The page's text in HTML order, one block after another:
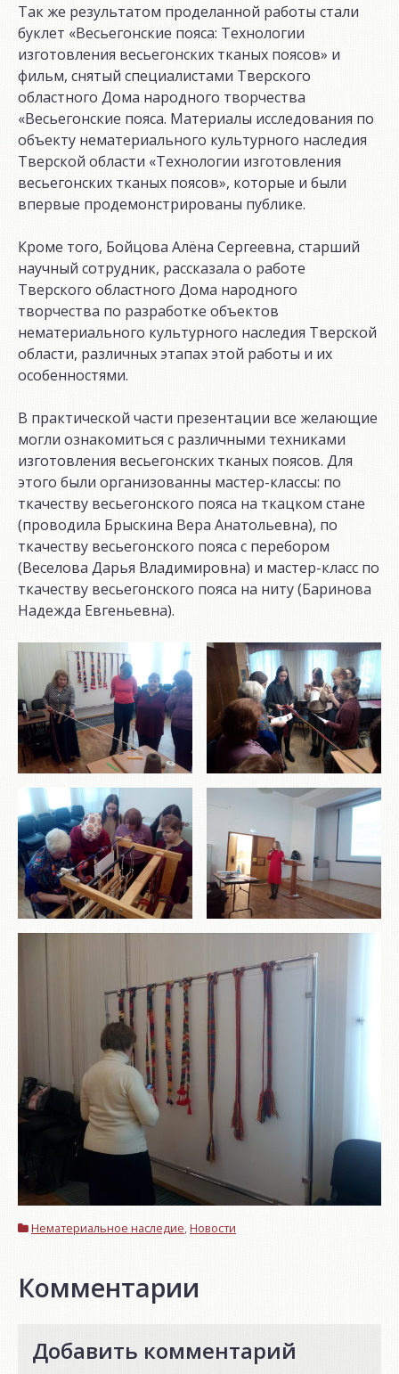
Так же результатом проделанной работы стали
буклет «Весьегонские пояса: Технологии
изготовления весьегонских тканых поясов» и
фильм, снятый специалистами Тверского
областного Дома народного творчества
«Весьегонские пояса. Материалы исследования по
объекту нематериального культурного наследия
Тверской области «Технологии изготовления
весьегонских тканых поясов», которые и были
впервые продемонстрированы публике.
Кроме того, Бойцова Алёна Сергеевна, старший
научный сотрудник, рассказала о работе
Тверского областного Дома народного
творчества по разработке объектов
нематериального культурного наследия Тверской
области, различных этапах этой работы и их
особенностями.
В практической части презентации все желающие
могли ознакомиться с различными техниками
изготовления весьегонских тканых поясов. Для
этого были организованны мастер-классы: по
ткачеству весьегонского пояса на ткацком стане
(проводила Брыскина Вера Анатольевна), по
ткачеству весьегонского пояса с перебором
(Веселова Дарья Владимировна) и мастер-класс по
ткачеству весьегонского пояса на ниту (Баринова
Надежда Евгеньевна).
Нематериальное наследие Новости
Комментарии
Добавить комментарий